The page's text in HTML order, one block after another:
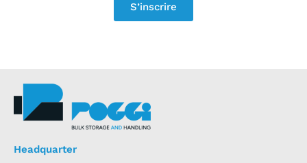
S’inscrire
Headquarter